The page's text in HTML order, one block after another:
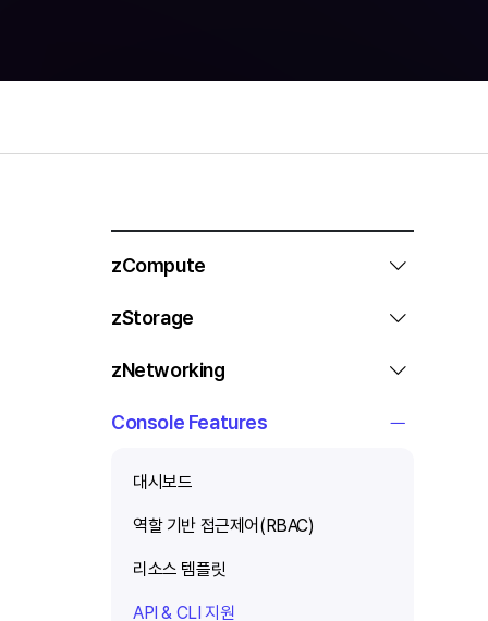
zCompute
zStorage
zNetworking
Console Features
대시보드
역할 기반 접근제어(RBAC)
리소스 템플릿
API & CLI 지원